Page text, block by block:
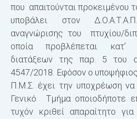
που απαιτούνται προκειμένου
υποβάλει στον
αναγνώρισης του πτυχίου/
οποία προβλέπεται
διατάξεων της παρ. 5
4547/2018. Εφόσον ο
Π.Μ.Σ. έχει την υποχρέωση να
Γενικό Τμήμα οποιοδήποτε
τυχόν κριθεί απαραίτητο